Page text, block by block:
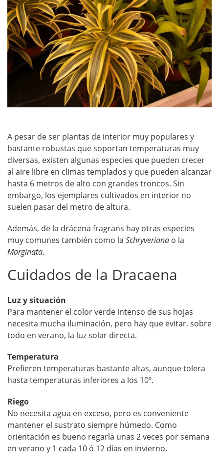
A pesar de ser plantas de interior muy populares y
bastante robustas que soportan temperaturas muy
diversas, existen algunas especies que pueden crecer
al aire libre en climas templados y que pueden alcanzar
hasta 6 metros de alto con grandes troncos. Sin
embargo, los ejemplares cultivados en interior no
suelen pasar del metro de altura.
Además, de la drácena fragrans hay otras especies
muy comunes también como la Schryveriana o la
Marginata.
Cuidados de la Dracaena
Luz y situación
Para mantener el color verde intenso de sus hojas
necesita mucha iluminación, pero hay que evitar, sobre
todo en verano, la luz solar directa.
Temperatura
Prefieren temperaturas bastante altas, aunque tolera
hasta temperaturas inferiores a los 10º.
Riego
No necesita agua en exceso, pero es conveniente
mantener el sustrato siempre húmedo. Como
orientación es bueno regarla unas 2 veces por semana
en verano y 1 cada 10 ó 12 días en invierno.